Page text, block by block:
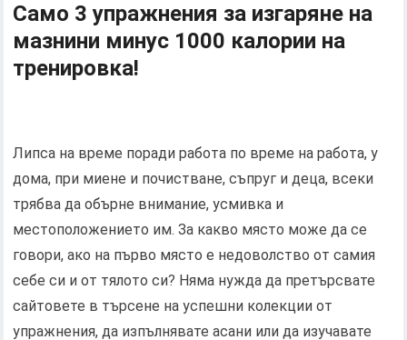
Само 3 упражнения за изгаряне на
мазнини минус 1000 калории на
тренировка!
Липса на време поради работа по време на работа, у
дома, при миене и почистване, съпруг и деца, всеки
трябва да обърне внимание, усмивка и
местоположението им. За какво място може да се
говори, ако на първо място е недоволство от самия
себе си и от тялото си? Няма нужда да претърсвате
сайтовете в търсене на успешни колекции от
упражнения, да изпълнявате асани или да изучавате